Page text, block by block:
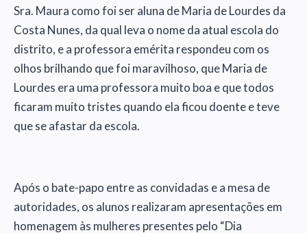
Sra. Maura como foi ser aluna de Maria de Lourdes da
Costa Nunes, da qual leva o nome da atual escola do
distrito, e a professora emérita respondeu com os
olhos brilhando que foi maravilhoso, que Maria de
Lourdes era uma professora muito boa e que todos
ficaram muito tristes quando ela ficou doente e teve
que se afastar da escola.
Após o bate-papo entre as convidadas e a mesa de
autoridades, os alunos realizaram apresentações em
homenagem às mulheres presentes pelo “Dia